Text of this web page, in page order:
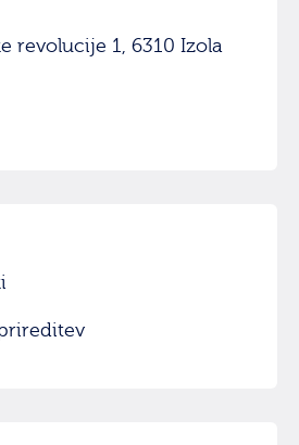
revolucije 1, 6310 Izola